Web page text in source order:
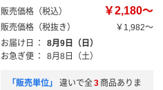
販売価格（税込） ￥2,180～
販売価格（税抜き）
￥1,982～
お届け日
：
8月9日（日）
お急ぎ便 ： 8月8日（土）
「販売単位」 違いで全3 商品ありま